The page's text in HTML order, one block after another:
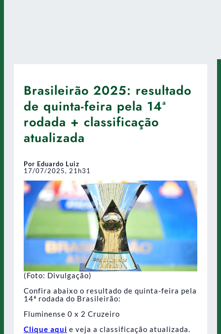
Brasileirão 2025: resultado
de quinta-feira pela 14ª
rodada + classificação
atualizada
Por Eduardo Luiz
17/07/2025, 21h31
(Foto: Divulgação)
Confira abaixo o resultado de quinta-feira pela
14ª rodada do Brasileirão:
Fluminense 0 x 2 Cruzeiro
Clique aqui e veja a classificação atualizada.